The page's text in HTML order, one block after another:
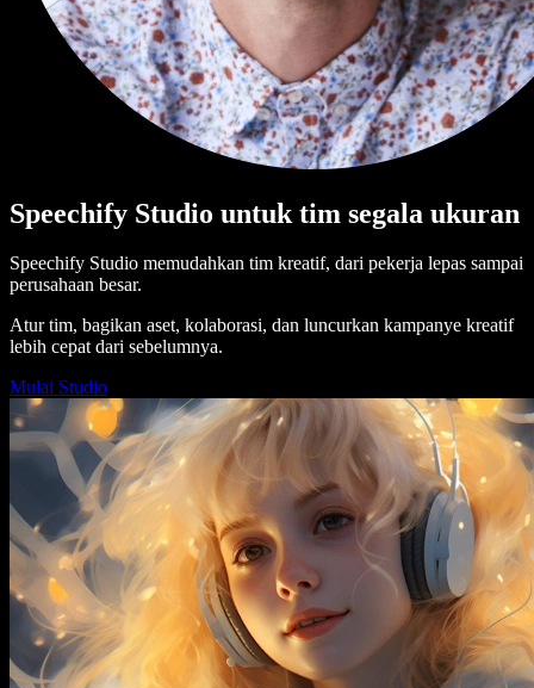
Speechify Studio untuk tim segala ukuran
Speechify Studio memudahkan tim kreatif, dari pekerja lepas sampai
perusahaan besar.
Atur tim, bagikan aset, kolaborasi, dan luncurkan kampanye kreatif
lebih cepat dari sebelumnya.
Mulai Studio